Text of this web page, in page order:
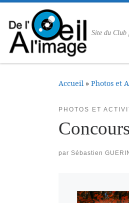
Passer au contenu
Site du
Accueil » Photos et
PHOTOS ET
par Sébastien